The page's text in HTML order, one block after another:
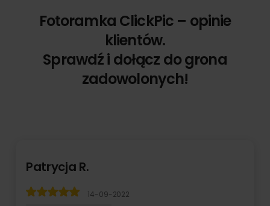
Fotoramka ClickPic – opinie
klientów.
Sprawdź i dołącz do grona
zadowolonych!
Patrycja R.
14-09-2022